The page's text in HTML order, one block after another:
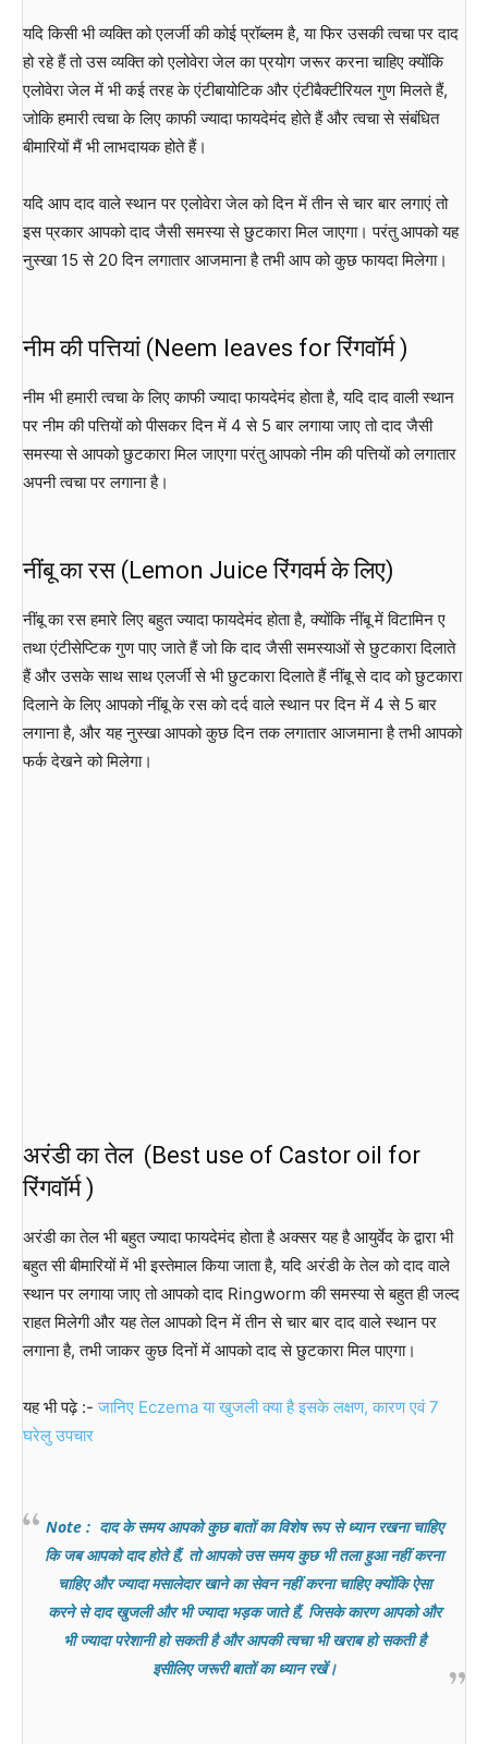
यदि किसी भी व्यक्ति को एलर्जी की कोई प्रॉब्लम है, या फिर उसकी त्वचा पर दाद
हो रहे हैं तो उस व्यक्ति को एलोवेरा जेल का प्रयोग जरूर करना चाहिए क्योंकि
एलोवेरा जेल में भी कई तरह के एंटीबायोटिक और एंटीबैक्टीरियल गुण मिलते हैं,
जोकि हमारी त्वचा के लिए काफी ज्यादा फायदेमंद होते हैं और त्वचा से संबंधित
बीमारियों मैं भी लाभदायक होते हैं।
यदि आप दाद वाले स्थान पर एलोवेरा जेल को दिन में तीन से चार बार लगाएं तो
इस प्रकार आपको दाद जैसी समस्या से छुटकारा मिल जाएगा। परंतु आपको यह
नुस्खा 15 से 20 दिन लगातार आजमाना है तभी आप को कुछ फायदा मिलेगा।
नीम की पत्तियां (Neem leaves for रिंगवॉर्म )
नीम भी हमारी त्वचा के लिए काफी ज्यादा फायदेमंद होता है, यदि दाद वाली स्थान
पर नीम की पत्तियों को पीसकर दिन में 4 से 5 बार लगाया जाए तो दाद जैसी
समस्या से आपको छुटकारा मिल जाएगा परंतु आपको नीम की पत्तियों को लगातार
अपनी त्वचा पर लगाना है।
नींबू का रस (Lemon Juice रिंगवर्म के लिए)
नींबू का रस हमारे लिए बहुत ज्यादा फायदेमंद होता है, क्योंकि नींबू में विटामिन ए
तथा एंटीसेप्टिक गुण पाए जाते हैं जो कि दाद जैसी समस्याओं से छुटकारा दिलाते
हैं और उसके साथ साथ एलर्जी से भी छुटकारा दिलाते हैं नींबू से दाद को छुटकारा
दिलाने के लिए आपको नींबू के रस को दर्द वाले स्थान पर दिन में 4 से 5 बार
लगाना है, और यह नुस्खा आपको कुछ दिन तक लगातार आजमाना है तभी आपको
फर्क देखने को मिलेगा।
अरंडी का तेल (Best use of Castor oil for
रिंगवॉर्म )
अरंडी का तेल भी बहुत ज्यादा फायदेमंद होता है अक्सर यह है आयुर्वेद के द्वारा भी
बहुत सी बीमारियों में भी इस्तेमाल किया जाता है, यदि अरंडी के तेल को दाद वाले
स्थान पर लगाया जाए तो आपको दाद Ringworm की समस्या से बहुत ही जल्द
राहत मिलेगी और यह तेल आपको दिन में तीन से चार बार दाद वाले स्थान पर
लगाना है, तभी जाकर कुछ दिनों में आपको दाद से छुटकारा मिल पाएगा।
यह भी पढ़े :-जानिए Eczema या खुजली क्या है इसके लक्षण, कारण एवं 7
घरेलु उपचार
Note : दाद के समय आपको कुछ बातों का विशेष रूप से ध्यान रखना चाहिए
कि जब आपको दाद होते हैं, तो आपको उस समय कुछ भी तला हुआ नहीं करना
चाहिए और ज्यादा मसालेदार खाने का सेवन नहीं करना चाहिए क्योंकि ऐसा
करने से दाद खुजली और भी ज्यादा भड़क जाते हैं, जिसके कारण आपको और
भी ज्यादा परेशानी हो सकती है और आपकी त्वचा भी खराब हो सकती है
इसीलिए जरूरी बातों का ध्यान रखें।